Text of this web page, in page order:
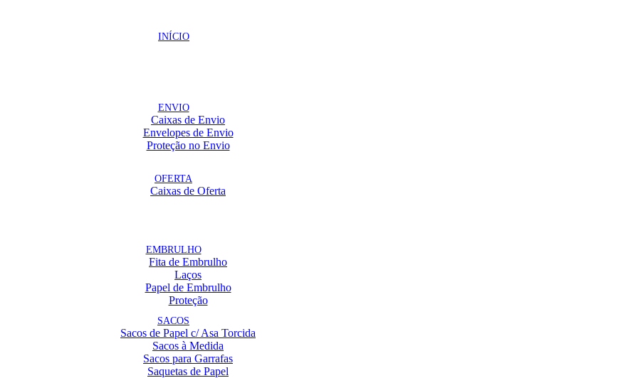
INÍCIO
ENVIO
Caixas de Envio
Envelopes de Envio
Proteção no Envio
OFERTA
Caixas de Oferta
EMBRULHO
Fita de Embrulho
Laços
Papel de Embrulho
Proteção
SACOS
Sacos de Papel c/ Asa Torcida
Sacos à Medida
Sacos para Garrafas
Saquetas de Papel